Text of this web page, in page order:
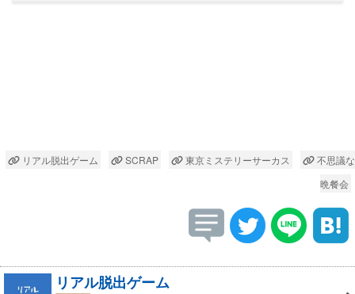
リアル脱出ゲーム SCRAP 東京ミステリーサーカス
不思議な
晩餐会
リアル脱出ゲーム